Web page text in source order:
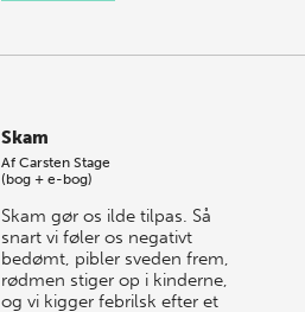
Skam
AfCarsten Stage
(bog + e-bog)
Skam gør os ilde tilpas. Så
snart vi føler os negativt
bedømt, pibler sveden frem,
rødmen stiger op i kinderne,
og vi kigger febrilsk efter et